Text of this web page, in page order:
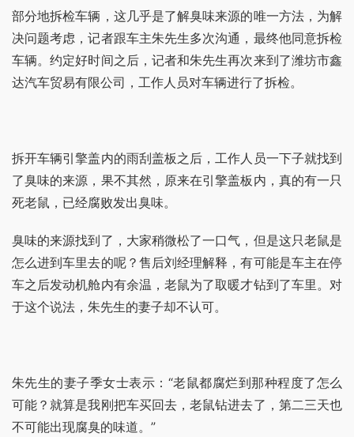
部分地拆检车辆，这几乎是了解臭味来源的唯一方法，为解
决问题考虑，记者跟车主朱先生多次沟通，最终他同意拆检
车辆。约定好时间之后，记者和朱先生再次来到了潍坊市鑫
达汽车贸易有限公司，工作人员对车辆进行了拆检。
拆开车辆引擎盖内的雨刮盖板之后，工作人员一下子就找到
了臭味的来源，果不其然，原来在引擎盖板内，真的有一只
死老鼠，已经腐败发出臭味。
臭味的来源找到了，大家稍微松了一口气，但是这只老鼠是
怎么进到车里去的呢？售后刘经理解释，有可能是车主在停
车之后发动机舱内有余温，老鼠为了取暖才钻到了车里。对
于这个说法，朱先生的妻子却不认可。
朱先生的妻子季女士表示：“老鼠都腐烂到那种程度了怎么
可能？就算是我刚把车买回去，老鼠钻进去了，第二三天也
不可能出现腐臭的味道。”